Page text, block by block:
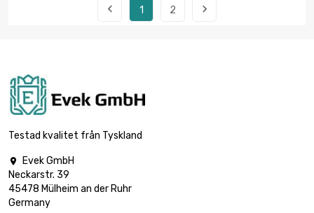
 1 2 
Testad kvalitet från Tyskland

Evek GmbH
Neckarstr. 39
45478 Mülheim an der Ruhr
Germany